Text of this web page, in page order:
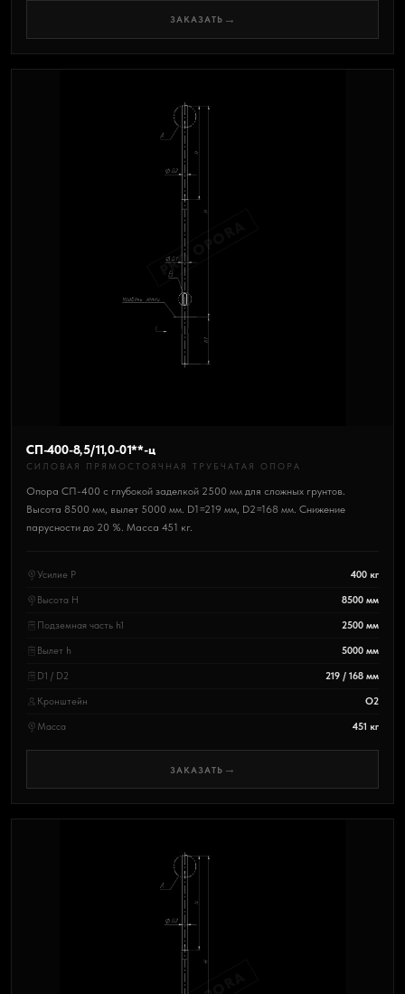
ЗАКАЗАТЬ →
PRO OPORA
СП-400-8,5/11,0-01**-ц
СИЛОВАЯ ПРЯМОСТОЯЧНАЯ ТРУБЧАТАЯ ОПОРА
Опора СП-400 с глубокой заделкой 2500 мм для сложных грунтов.
Высота 8500 мм, вылет 5000 мм. D1=219 мм, D2=168 мм. Снижение
парусности до 20 %. Масса 451 кг.
Усилие P 400 кг
Высота H 8500 мм
Подземная часть h1 2500 мм
Вылет h 5000 мм
D1 / D2 219 / 168 мм
Кронштейн О2
Масса 451 кг
ЗАКАЗАТЬ →